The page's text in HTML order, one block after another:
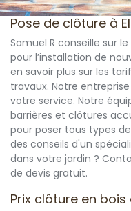
Pose de clôture à
Samuel R conseille sur
pour l’installation de
en savoir plus sur les
travaux. Notre
votre service. Notre
barrières et clôtures
pour poser tous types
des conseils d'un
dans votre jardin ?
de devis gratuit.
Prix clôture en bois